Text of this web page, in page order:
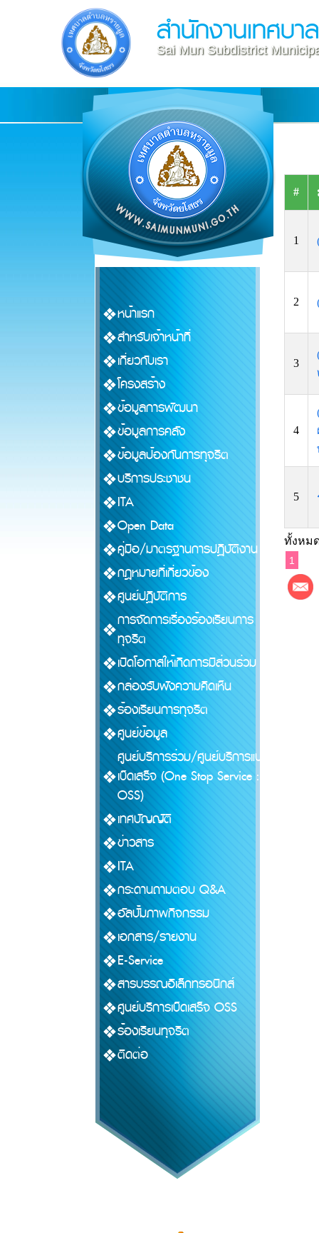
สำนักงานเทศบ
Sai Mun Subdistrict
หน้าแรก
สำหรับเจ้าหน้าที่
เกี่ยวกับเรา
โครงสร้าง
ข้อมูลการพัฒนา
ข้อมูลการคลัง
ข้อมูลป้องกันการทุจริต
บริการประชาชน
ITA
Open Data
คู่มือ/มาตรฐานการปฏิบัติงาน
กฎหมายที่เกี่ยวข้อง
ศูนย์ปฏิบัติการ
การจัดการเรื่องร้องเรียนการ
ทุจริต
เปิดโอกาสให้เกิดการมีส่วนร่วม
กล่องรับฟังความคิดเห็น
ร้องเรียนการทุจริต
ศูนย์ข้อมูล
ศูนย์บริการร่วม/ศูนย์บริการแบบ
เบ็ดเสร็จ (One Stop Service :
OSS)
เทศบัญญัติ
ข่าวสาร
ITA
กระดานถามตอบ Q&A
อัลบั้มภาพกิจกรรม
เอกสาร/รายงาน
E-Service
สารบรรณอิเล็กทรอนิกส์
ศูนย์บริการเบ็ดเสร็จ OSS
ร้องเรียนทุจริต
ติดต่อ
#
1
2
3
4
5
ทั้งหม
1